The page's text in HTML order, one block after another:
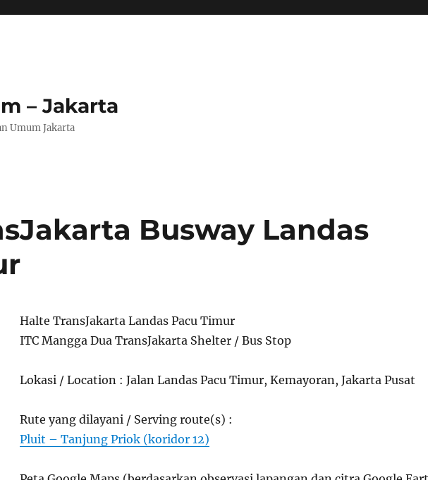
– Jakarta
Umum Jakarta
Busway Landas
Halte TransJakarta Landas Pacu Timur
ITC Mangga Dua TransJakarta Shelter / Bus Stop
Lokasi / Location : Jalan Landas Pacu Timur, Kemayoran, Jakarta Pusat
Rute yang dilayani / Serving route(s) :
Pluit – Tanjung Priok (koridor 12)